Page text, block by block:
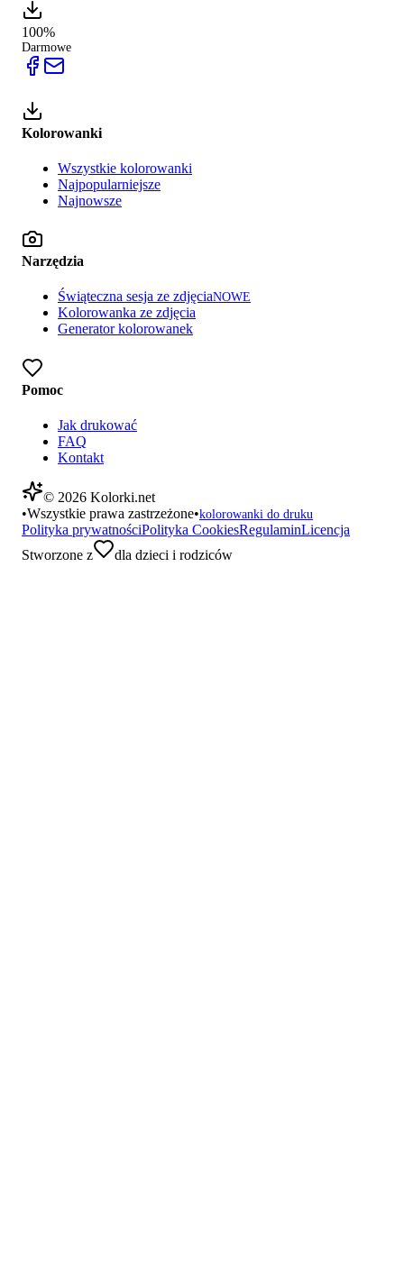
100%
Darmowe
Kolorowanki
Wszystkie kolorowanki
Najpopularniejsze
Najnowsze
Narzędzia
Świąteczna sesja ze zdjęciaNOWE
Kolorowanka ze zdjęcia
Generator kolorowanek
Pomoc
Jak drukować
FAQ
Kontakt
© 2026 Kolorki.net
•Wszystkie prawa zastrzeżone•kolorowanki do druku
Polityka prywatnościPolityka CookiesRegulaminLicencja
Stworzone z
dla dzieci i rodziców